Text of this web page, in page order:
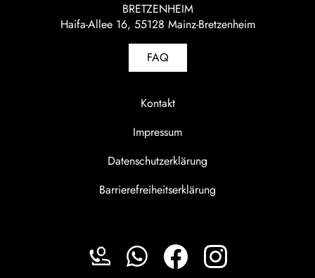
BRETZENHEIM
Haifa-Allee 16, 55128 Mainz-Bretzenheim
FAQ
Kontakt
Impressum
Datenschutzerklärung
Barrierefreiheitserklärung